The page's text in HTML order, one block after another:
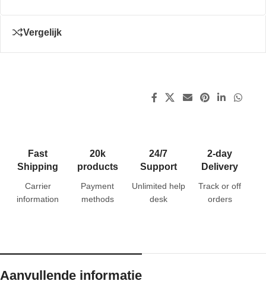
Vergelijk
Fast
Shipping
Carrier
information
20k
products
Payment
methods
24/7
Support
Unlimited help
desk
2-day
Delivery
Track or off
orders
Aanvullende informatie